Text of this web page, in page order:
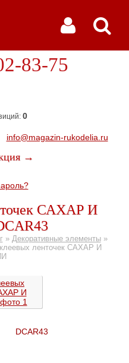
0
83-75
info@magazin-rukodelia.ru
→
САХАР И
» Декоративные элементы»
ленточек САХАР И
DCAR43